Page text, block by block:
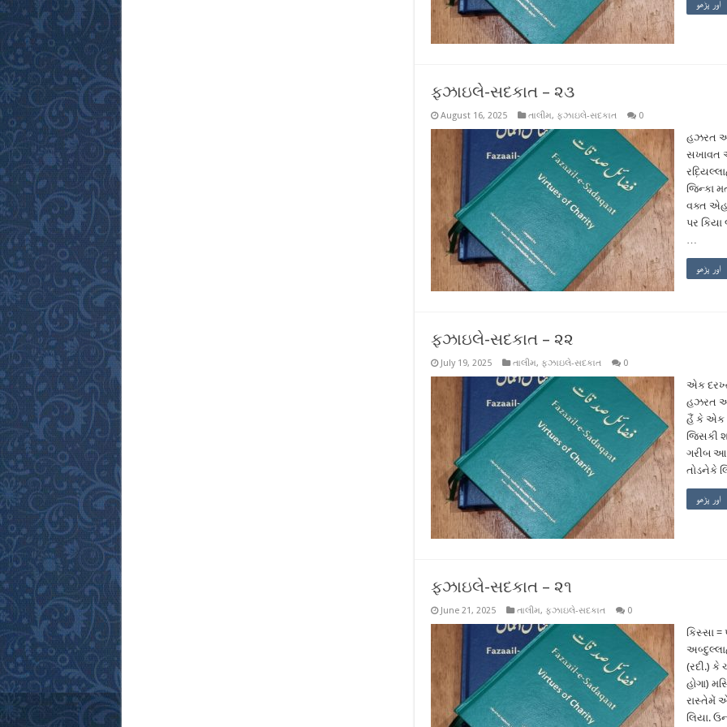
اور پڑھو
ફઝાઇલે-સદકાત – ૨૩
August 16, 2025 તાલીમ, ફઝાઇલે-સદકાત 0
હઝરત
સખાવત
જિન્કા
વક્ત
પર
…
اور پڑھو
ફઝાઇલે-સદકાત – ૨૨
July 19, 2025 તાલીમ, ફઝાઇલે-સદકાત 0
એક
હઝરત
હૈં કે એક
જિસકી
ગરીબ
તોડનેકે
اور پڑھو
ફઝાઇલે-સદકાત – ૨૧
June 21, 2025 તાલીમ, ફઝાઇલે-સદકાત 0
કિસ્સા
(રદી.) કે
હોગા)
રાસ્તેમેં
લિયા.